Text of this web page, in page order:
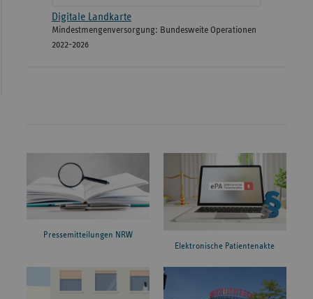
Digitale Landkarte
Mindestmengenversorgung: Bundesweite Operationen
2022-2026
Pressemitteilungen NRW
Elektronische Patientenakte